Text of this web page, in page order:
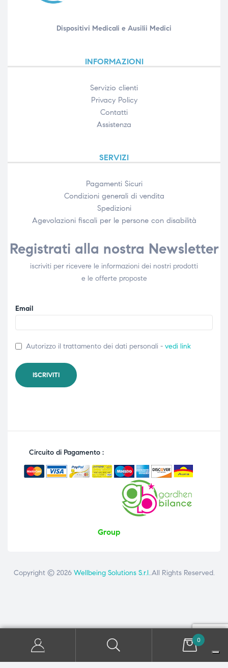
Dispositivi Medicali e Ausilii Medici
INFORMAZIONI
Servizio clienti
Privacy Policy
Contatti
Assistenza
SERVIZI
Pagamenti Sicuri
Condizioni generali di vendita
Spedizioni
Agevolazioni fiscali per le persone con disabilità​
Registrati alla nostra Newsletter
iscriviti per ricevere le informazioni dei nostri prodotti
e le offerte proposte
Email
Autorizzo il trattamento dei dati personali - vedi link
Circuito di Pagamento :
Group
Copyright © 2026 Wellbeing Solutions S.r.l..All Rights Reserved.
0